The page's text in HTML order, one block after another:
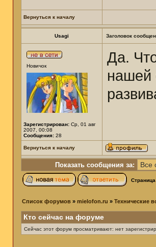
Вернуться к началу
Usagi Заголовок
Новичок
Зарегистрирован: Ср, 01 авг
2007, 00:08
Сообщения: 28
Да.
нашей
Вернуться к началу
Показать сообщения за:
Страница
Список форумов » mielofon.ru » Технические
Кто сейчас на форуме
Сейчас этот форум просматривают: нет